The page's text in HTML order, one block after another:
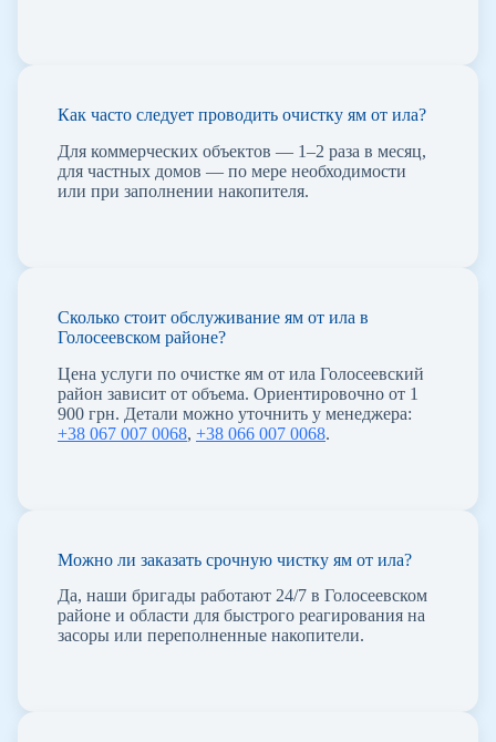
Как часто следует проводить очистку ям от ила?
Для коммерческих объектов — 1–2 раза в месяц,
для частных домов — по мере необходимости
или при заполнении накопителя.
Сколько стоит обслуживание ям от ила в
Голосеевском районе?
Цена услуги по очистке ям от ила Голосеевский
район зависит от объема. Ориентировочно от 1
900 грн. Детали можно уточнить у менеджера:
+38 067 007 0068, +38 066 007 0068.
Можно ли заказать срочную чистку ям от ила?
Да, наши бригады работают 24/7 в Голосеевском
районе и области для быстрого реагирования на
засоры или переполненные накопители.